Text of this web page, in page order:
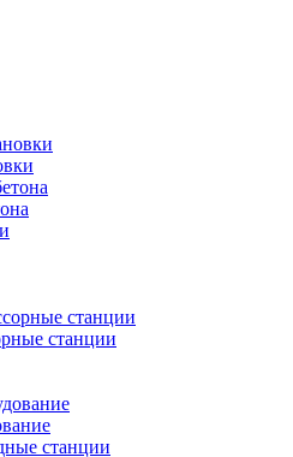
станции